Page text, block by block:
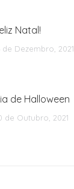
Natal!
de Dezembro, 2021
de Halloween
de Outubro, 2021